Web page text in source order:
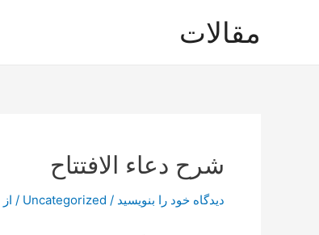
مقالات
شرح دعاء الافتتاح
دیدگاه‌ خود را بنویسید /
Uncategorized / از